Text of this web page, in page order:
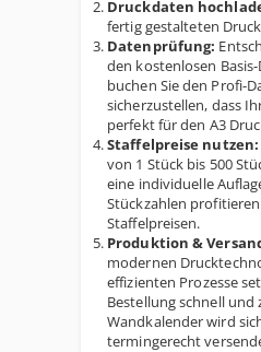
Druckdaten
fertig gestalteten
Datenprüfung:
den kostenlosen
buchen Sie den Profi-
sicherzustellen, dass
perfekt für den A3
Staffelpreise nutzen:
von 1 Stück bis 500
eine individuelle
Stückzahlen
Staffelpreisen.
Produktion &
modernen
effizienten Prozesse
Bestellung schnell und
Wandkalender wird
termingerecht